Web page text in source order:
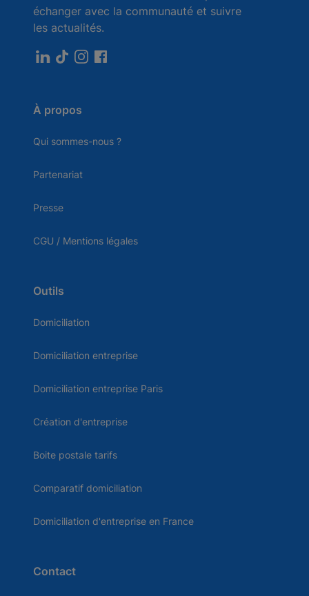
échanger avec la communauté et suivre
les actualités.
À propos
Qui sommes-nous ?
Partenariat
Presse
CGU / Mentions légales
Outils
Domiciliation
Domiciliation entreprise
Domiciliation entreprise Paris
Création d'entreprise
Boite postale tarifs
Comparatif domiciliation
Domiciliation d'entreprise en France
Contact